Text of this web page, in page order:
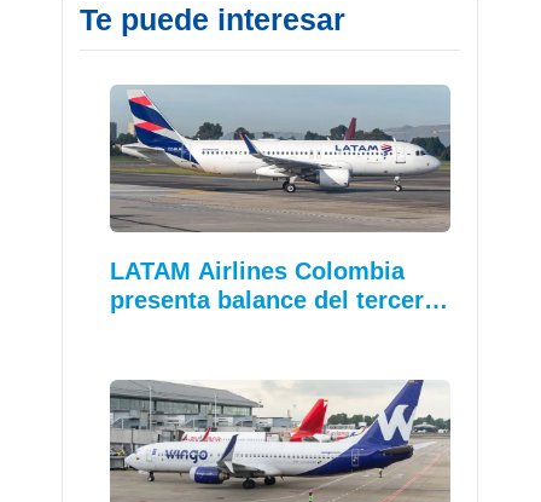
Te puede interesar
LATAM Airlines Colombia
presenta balance del tercer…